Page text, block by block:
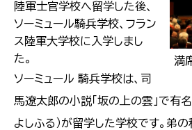
満
陸軍士官学校へ留学した後、
ソーミュール騎兵学校、フラン
ス陸軍大学校に入学しまし
た。
ソーミュール 騎兵学校は、司
馬遼太郎の小説「坂の上の雲」で有
よしふる）が留学した学校です。弟